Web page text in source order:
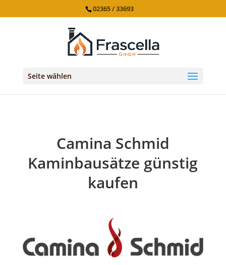
02365 / 33693
Seite wählen
Camina Schmid
Kaminbausätze günstig
kaufen